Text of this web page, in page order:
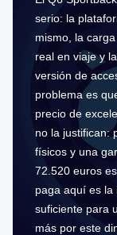
serio: la
mismo, la
real en viaje y
versión de
problema es
precio de
no la justifican:
físicos y una
72.520 euros
paga aquí es la
suficiente para
más por este